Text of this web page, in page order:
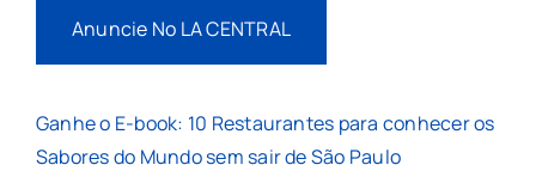
Anuncie No LA CENTRAL
Ganhe o E-book: 10 Restaurantes para conhecer os
Sabores do Mundo sem sair de São Paulo